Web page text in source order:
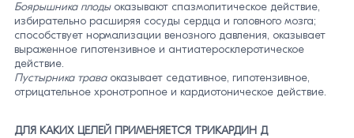
Боярышника плодыоказывают спазмолитическое действие,
избирательно расширяя сосуды сердца и головного мозга;
способствует нормализации венозного давления, оказывает
выраженное гипотензивное и антиатеросклеротическое
действие.
Пустырника траваоказывает седативное, гипотензивное,
отрицательное хронотропное и кардиотоническое действие.
ДЛЯ КАКИХ ЦЕЛЕЙ ПРИМЕНЯЕТСЯ ТРИКАРДИН Д